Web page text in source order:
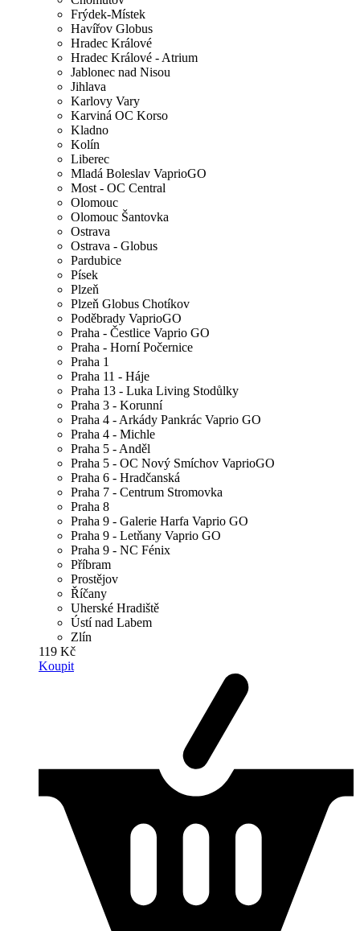
Frýdek-Místek
Havířov Globus
Hradec Králové
Hradec Králové - Atrium
Jablonec nad Nisou
Jihlava
Karlovy Vary
Karviná OC Korso
Kladno
Kolín
Liberec
Mladá Boleslav VaprioGO
Most - OC Central
Olomouc
Olomouc Šantovka
Ostrava
Ostrava - Globus
Pardubice
Písek
Plzeň
Plzeň Globus Chotíkov
Poděbrady VaprioGO
Praha - Čestlice Vaprio GO
Praha - Horní Počernice
Praha 1
Praha 11 - Háje
Praha 13 - Luka Living Stodůlky
Praha 3 - Korunní
Praha 4 - Arkády Pankrác Vaprio GO
Praha 4 - Michle
Praha 5 - Anděl
Praha 5 - OC Nový Smíchov VaprioGO
Praha 6 - Hradčanská
Praha 7 - Centrum Stromovka
Praha 8
Praha 9 - Galerie Harfa Vaprio GO
Praha 9 - Letňany Vaprio GO
Praha 9 - NC Fénix
Příbram
Prostějov
Říčany
Uherské Hradiště
Ústí nad Labem
Zlín
119 Kč
Koupit